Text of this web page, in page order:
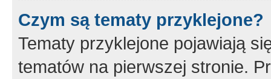
Czym są tematy przyklejone?
Tematy przyklejone pojawiają
tematów na pierwszej stronie.